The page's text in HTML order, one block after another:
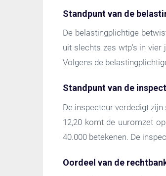
Standpunt van de
De belastingplichtige
uit slechts zes wtp's in vier
Volgens de
Standpunt van de
De inspecteur verdedigt
12,20 komt de uuromzet
40.000 betekenen. De
Oordeel van de